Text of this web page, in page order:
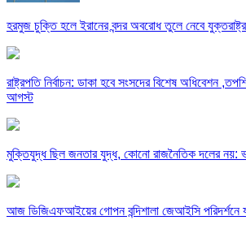
হরমুজ চুক্তি হলে ইরানের বন্দর অবরোধ তুলে নেবে যুক্তরাষ্ট্র
রাষ্ট্রপতি নির্বাচন: ডাকা হবে সংসদের বিশেষ অধিবেশন
আগস্ট
মুক্তিযুদ্ধ ছিল জনতার যুদ্ধ, কোনো রাজনৈতিক দলের নয়:
আজ ডিজিএফআইয়ের গোপন বন্দিশালা জেআইসি পরিদর্শনে